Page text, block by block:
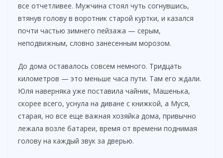
все отчетливее. Мужчина стоял чуть согнувшись,
втянув голову в воротник старой куртки, и казался
почти частью зимнего пейзажа — серым,
неподвижным, словно занесенным морозом.
До дома оставалось совсем немного. Тридцать
километров — это меньше часа пути. Там его ждали.
Юля наверняка уже поставила чайник, Машенька,
скорее всего, уснула на диване с книжкой, а Муся,
старая, но все еще важная хозяйка дома, привычно
лежала возле батареи, время от времени поднимая
голову на каждый звук за дверью.